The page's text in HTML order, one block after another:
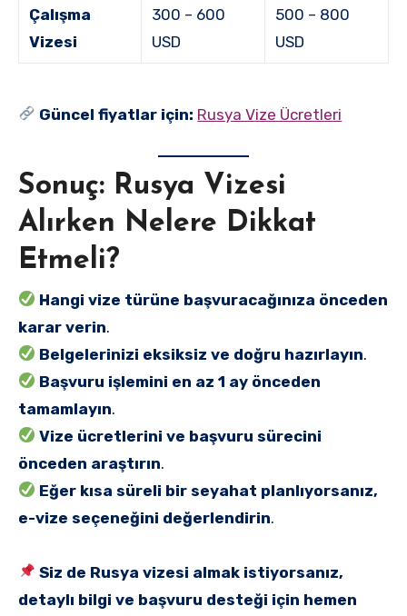
Çalışma
Vizesi
300 – 600
USD
500 – 800
USD
Güncel fiyatlar için: Rusya Vize Ücretleri
Sonuç: Rusya Vizesi
Alırken Nelere Dikkat
Etmeli?
Hangi vize türüne başvuracağınıza önceden
karar verin.
Belgelerinizi eksiksiz ve doğru hazırlayın.
Başvuru işlemini en az 1 ay önceden
tamamlayın.
Vize ücretlerini ve başvuru sürecini
önceden araştırın.
Eğer kısa süreli bir seyahat planlıyorsanız,
e-vize seçeneğini değerlendirin.
Siz de Rusya vizesi almak istiyorsanız,
detaylı bilgi ve başvuru desteği için hemen